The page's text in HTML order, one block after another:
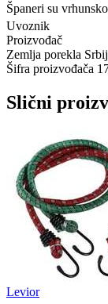
Španeri su
Uvoznik
Proizvođač
Zemlja porekla
Šifra proizvođača
Slični
Levior